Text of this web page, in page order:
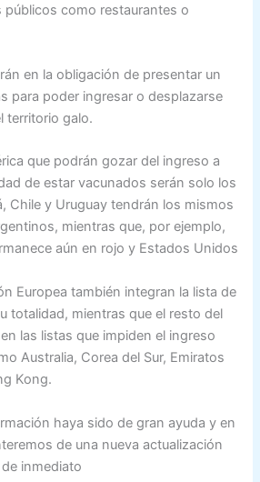
públicos como restaurantes o
en la obligación de presentar un
para poder ingresar o desplazarse
territorio galo.
que podrán gozar del ingreso a
de estar vacunados serán solo los
Chile y Uruguay tendrán los mismos
mientras que, por ejemplo,
aún en rojo y Estados Unidos
Europea también integran la lista de
totalidad, mientras que el resto del
las listas que impiden el ingreso
Australia, Corea del Sur, Emiratos
Kong.
haya sido de gran ayuda y en
de una nueva actualización
inmediato